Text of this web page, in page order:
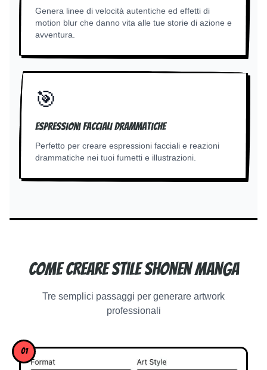
Genera linee di velocità autentiche ed effetti di
motion blur che danno vita alle tue storie di azione e
avventura.
🎯
Espressioni facciali drammatiche
Perfetto per creare espressioni facciali e reazioni
drammatiche nei tuoi fumetti e illustrazioni.
Come creare Stile Shonen Manga
Tre semplici passaggi per generare artwork
professionali
01